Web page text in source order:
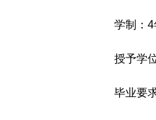
学制： 4
授予学
毕业要